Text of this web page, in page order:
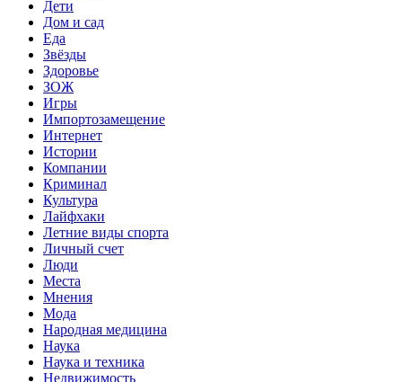
Дети
Дом и сад
Еда
Звёзды
Здоровье
ЗОЖ
Игры
Импортозамещение
Интернет
Истории
Компании
Криминал
Культура
Лайфхаки
Летние виды спорта
Личный счет
Люди
Места
Мнения
Мода
Народная медицина
Наука
Наука и техника
Недвижимость